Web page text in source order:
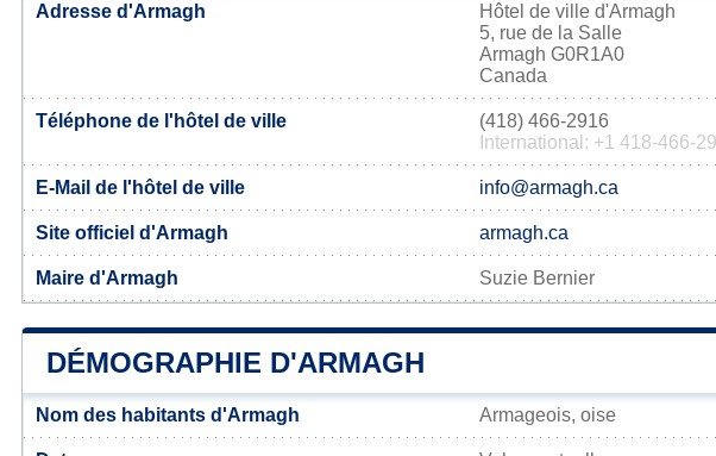
Adresse d'Armagh
Hôtel de ville d'Armagh
5, rue de la Salle
Armagh G0R1A0
Canada
Téléphone de l'hôtel de ville
(418) 466-2916
International: +1 418-466-
E-Mail de l'hôtel de ville info@armagh.ca
Site officiel d'Armagh armagh.ca
Maire d'Armagh Suzie Bernier
DÉMOGRAPHIE D'ARMAGH
Nom des habitants d'Armagh Armageois, oise